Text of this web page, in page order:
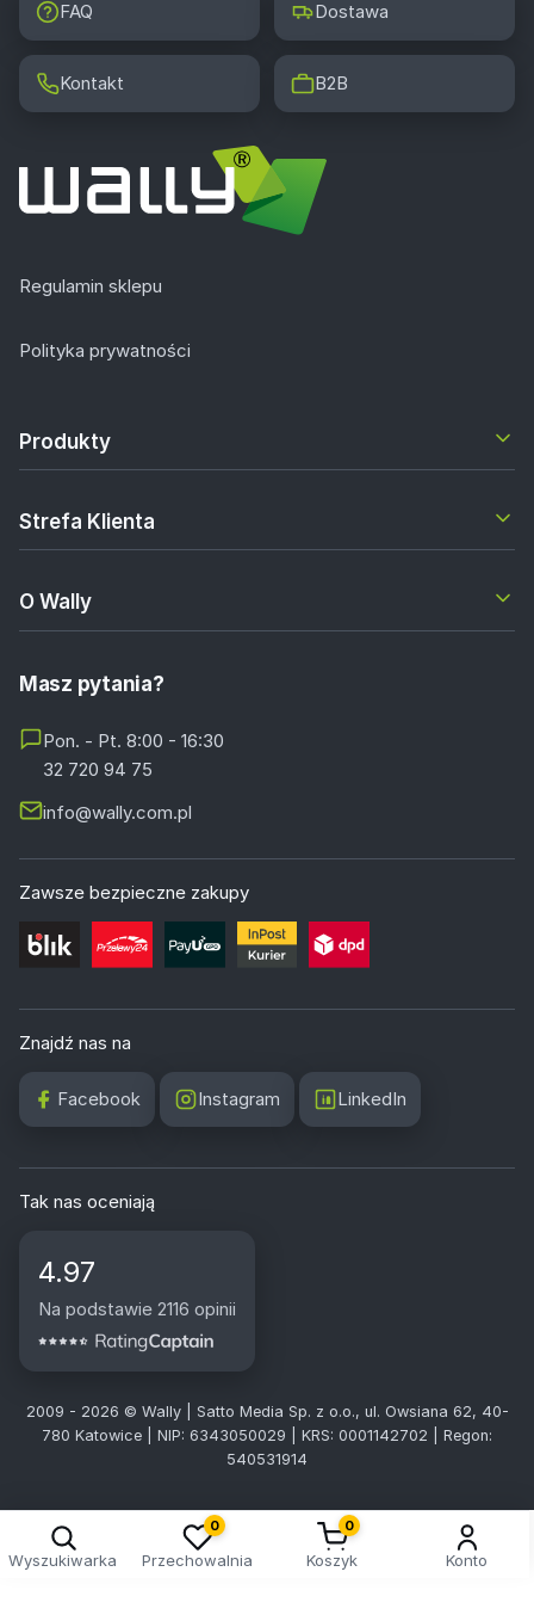
FAQ Dostawa
Kontakt B2B
Regulamin sklepu
Polityka prywatności
Produkty
Strefa Klienta
O Wally
Masz pytania?
Pon. - Pt. 8:00 - 16:30
32 720 94 75
info@wally.com.pl
Zawsze bezpieczne zakupy
Znajdź nas na
Facebook Instagram LinkedIn
Tak nas oceniają
4.97
Na podstawie 2116 opinii
2009 - 2026 © Wally | Satto Media Sp. z o.o., ul. Owsiana 62, 40-
780 Katowice | NIP: 6343050029 | KRS: 0001142702 | Regon:
540531914
Wyszukiwarka
0
Przechowalnia
0
Koszyk Konto